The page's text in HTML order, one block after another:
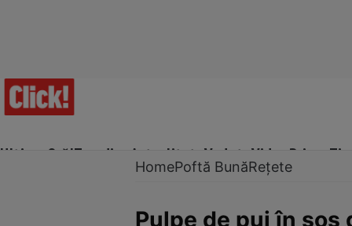
Ultima Oră!Trending Actualitate Vedete Video Prime Time
HomePoftă BunăRețete
Pulpe de pui în sos